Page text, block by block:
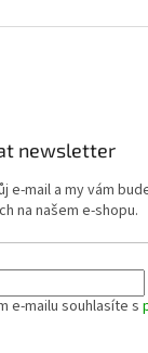
newsletter
e-mail a my vám
na našem e-shopu.
e-mailu souhlasíte s